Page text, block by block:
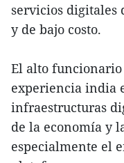
servicios digitales
y de bajo costo.
El alto
experiencia india
infraestructuras
de la economía y
especialmente el